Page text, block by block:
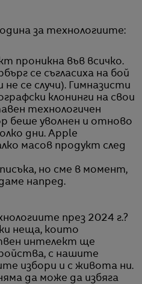
за технологиите:
проникна във всичко.
се съгласиха на бой
се случи). Гимназисти
клонинги на свои
технологичен
беше уволнен и отново
дни. Apple
масов продукт след
но сме в момент,
напред.
през 2024 г.?
неща, които
интелект ще
с нашите
избори и с живота ни.
да може да избяга